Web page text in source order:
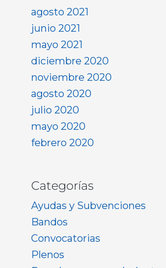
agosto 2021
junio 2021
mayo 2021
diciembre 2020
noviembre 2020
agosto 2020
julio 2020
mayo 2020
febrero 2020
Categorías
Ayudas y Subvenciones
Bandos
Convocatorias
Plenos